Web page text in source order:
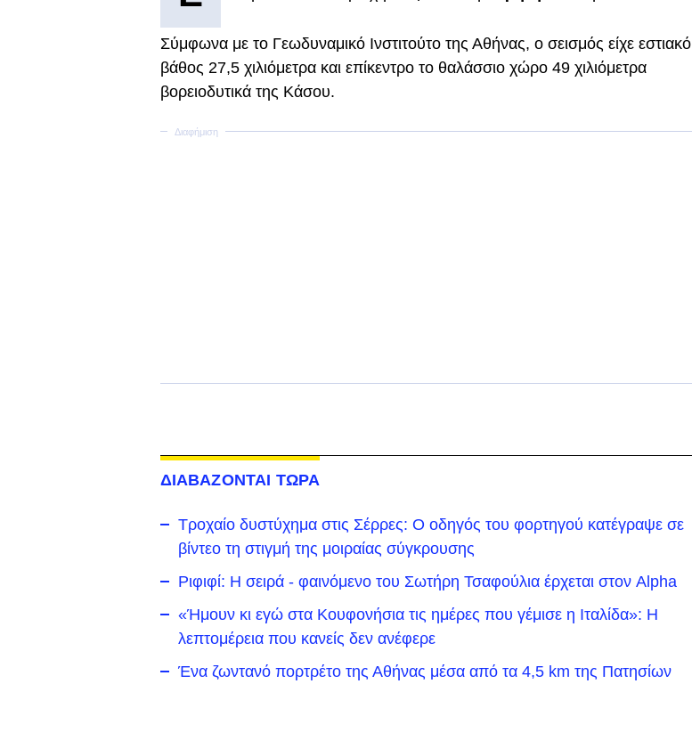
Σύμφωνα με το Γεωδυναμικό Ινστιτούτο της Αθήνας, ο σεισμός είχε εστιακό
βάθος 27,5 χιλιόμετρα και επίκεντρο το θαλάσσιο χώρο 49 χιλιόμετρα
βορειοδυτικά της Κάσου.
ΔΙΑΒΑΖΟΝΤΑΙ ΤΩΡΑ
Τροχαίο δυστύχημα στις Σέρρες: Ο οδηγός του φορτηγού κατέγραψε σε
βίντεο τη στιγμή της μοιραίας σύγκρουσης
Ριφιφί: Η σειρά - φαινόμενο του Σωτήρη Τσαφούλια έρχεται στον Alpha
«Ήμουν κι εγώ στα Κουφονήσια τις ημέρες που γέμισε η Ιταλίδα»: Η
λεπτομέρεια που κανείς δεν ανέφερε
Ένα ζωντανό πορτρέτο της Αθήνας μέσα από τα 4,5 km της Πατησίων